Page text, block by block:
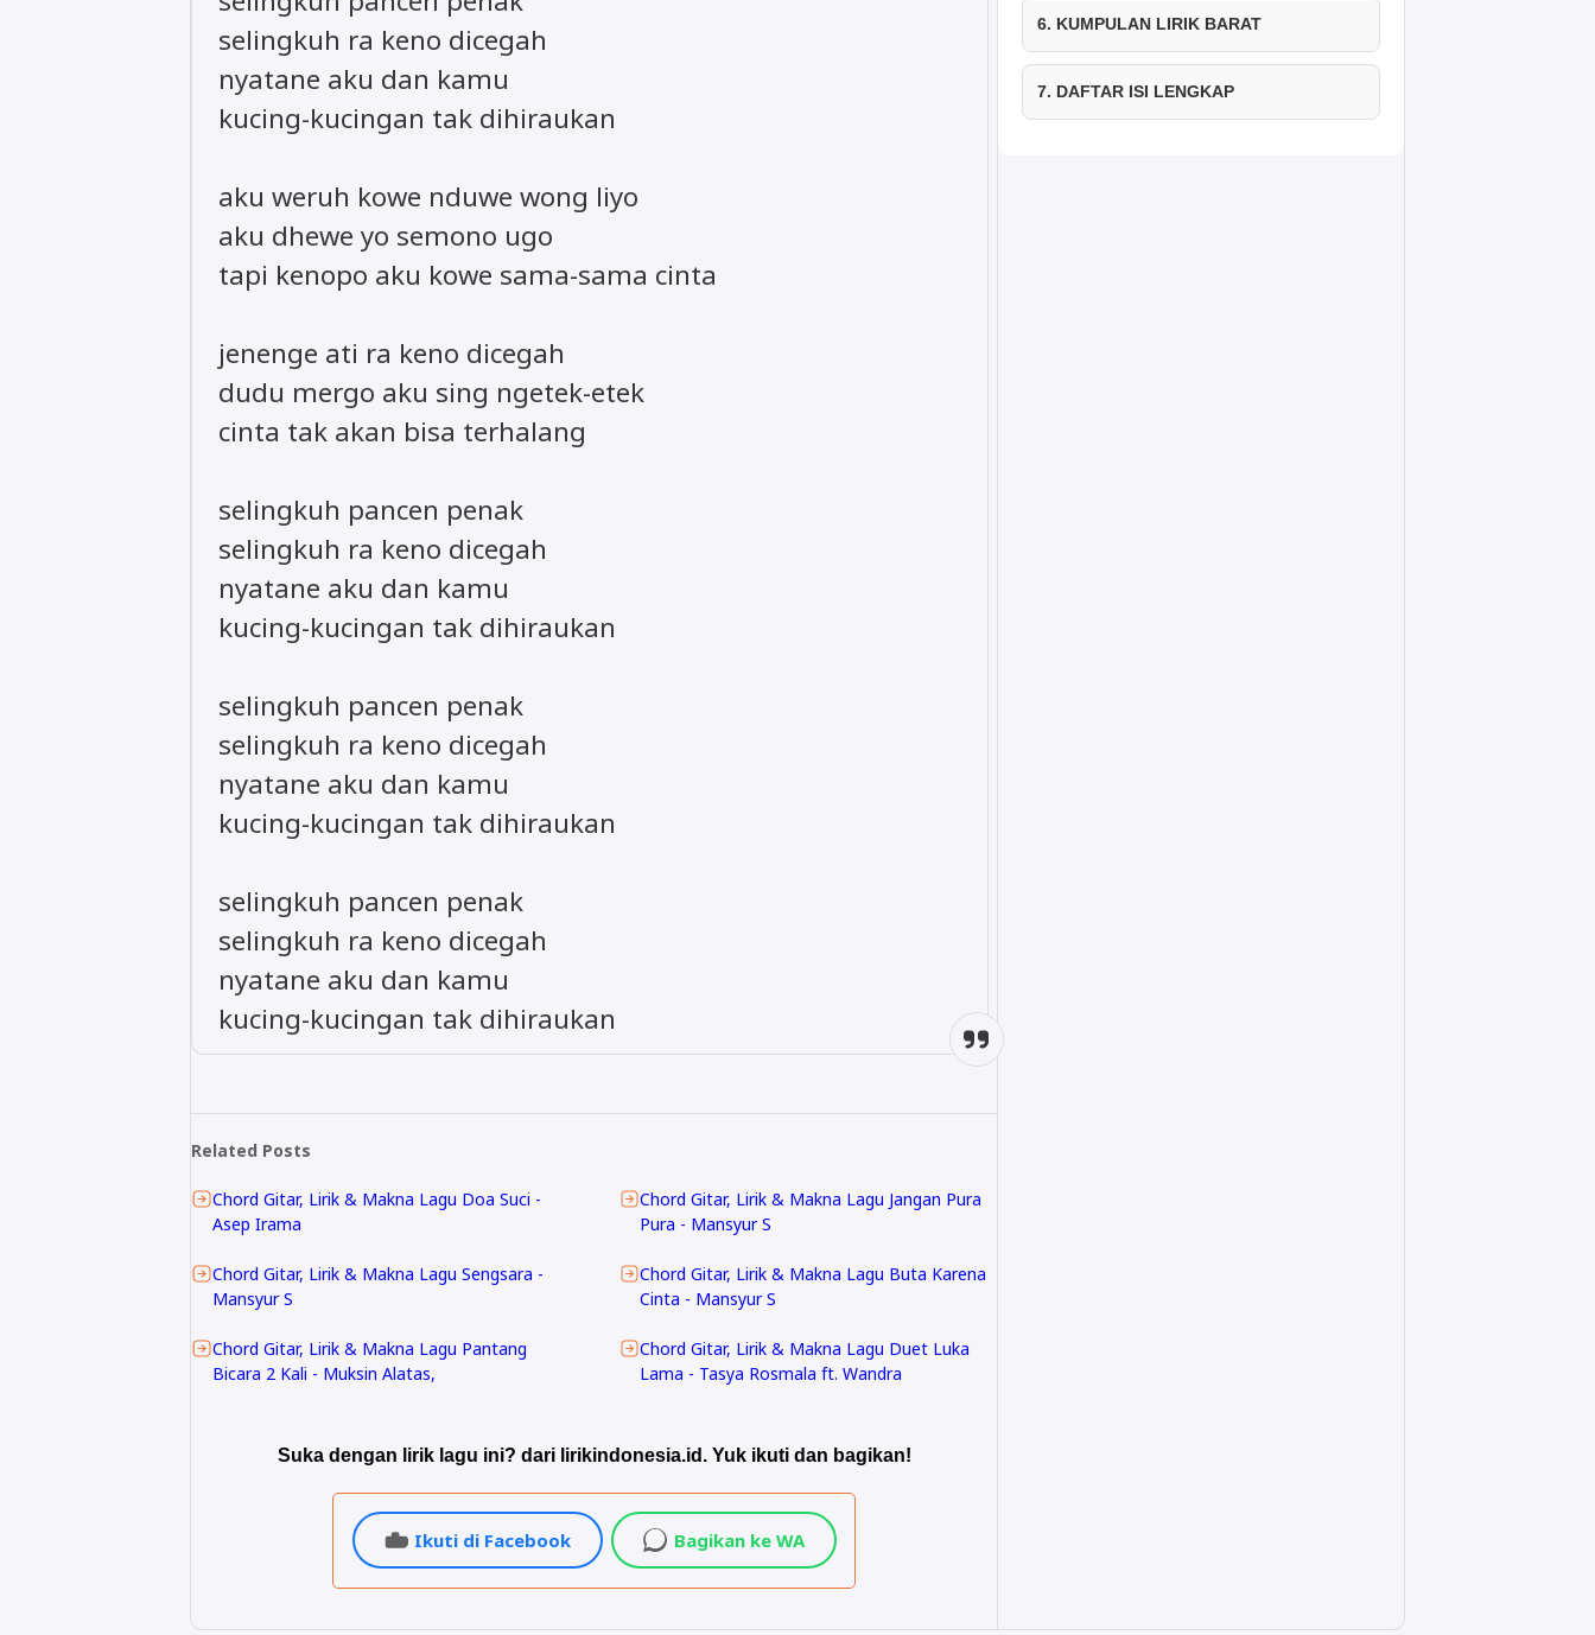
selingkuh ra keno dicegah
nyatane aku dan kamu
kucing-kucingan tak dihiraukan
aku weruh kowe nduwe wong liyo
aku dhewe yo semono ugo
tapi kenopo aku kowe sama-sama cinta
jenenge ati ra keno dicegah
dudu mergo aku sing ngetek-etek
cinta tak akan bisa terhalang
selingkuh pancen penak
selingkuh ra keno dicegah
nyatane aku dan kamu
kucing-kucingan tak dihiraukan
selingkuh pancen penak
selingkuh ra keno dicegah
nyatane aku dan kamu
kucing-kucingan tak dihiraukan
selingkuh pancen penak
selingkuh ra keno dicegah
nyatane aku dan kamu
kucing-kucingan tak dihiraukan
Related Posts
Chord Gitar, Lirik & Makna Lagu Doa Suci -
Asep Irama
Chord Gitar, Lirik & Makna Lagu Jangan Pura
Pura - Mansyur S
Chord Gitar, Lirik & Makna Lagu Sengsara -
Mansyur S
Chord Gitar, Lirik & Makna Lagu Buta Karena
Cinta - Mansyur S
Chord Gitar, Lirik & Makna Lagu Pantang
Bicara 2 Kali - Muksin Alatas,
Chord Gitar, Lirik & Makna Lagu Duet Luka
Lama - Tasya Rosmala ft. Wandra
Suka dengan lirik lagu ini? dari lirikindonesia.id. Yuk ikuti dan bagikan!
Ikuti di Facebook Bagikan ke WA
6. KUMPULAN LIRIK BARAT
7. DAFTAR ISI LENGKAP